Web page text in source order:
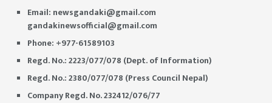
Email: newsgandaki@gmail.com
gandakinewsofficial@gmail.com
Phone: +977-61589103
Regd. No.: 2223/077/078 (Dept. of Information)
Regd. No.: 2380/077/078 (Press Council Nepal)
Company Regd. No. 232412/076/77